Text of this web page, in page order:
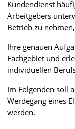
Kundendienst
Arbeitgebers
Betrieb zu
Ihre genauen
Fachgebiet und
individuellen
Im Folgenden soll
Werdegang eines
werden.